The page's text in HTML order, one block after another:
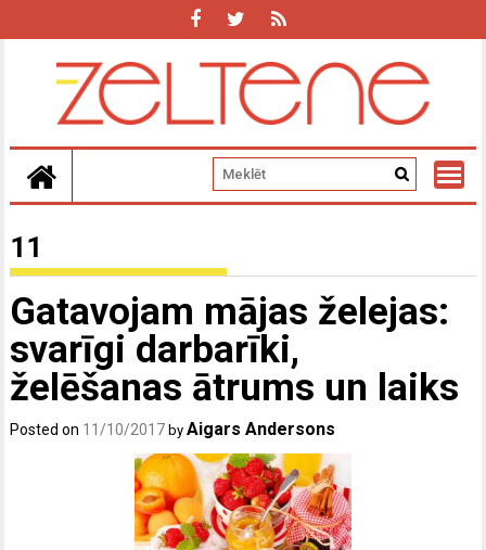
11
Gatavojam mājas želejas:
svarīgi darbarīki,
želēšanas ātrums un laiks
Posted on 11/10/2017 byAigars Andersons